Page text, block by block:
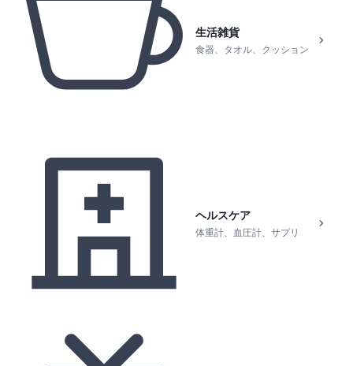
生活雑貨
食器、タオル、クッション
ヘルスケア
体重計、血圧計、サプリ